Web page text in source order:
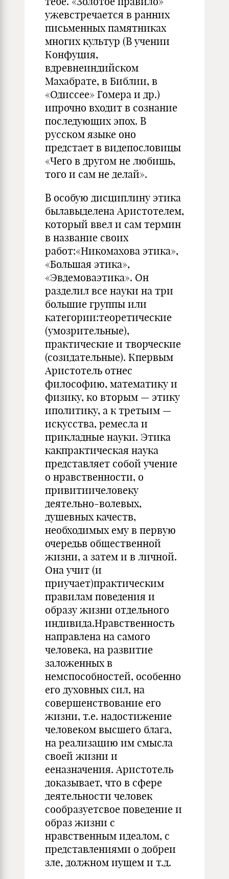
ужевстречается в ранних
письменных памятниках
многих культур (В учении
Конфуция,
вдревнеиндийском
Махабрате, в Библии, в
«Одиссее» Гомера и др.)
ипрочно входит в сознание
последующих эпох. В
русском языке оно
предстает в видепословицы
«Чего в другом не любишь,
того и сам не делай».
В особую дисциплину этика
былавыделена Аристотелем,
который ввел и сам термин
в название своих
работ:«Никомахова этика»,
«Большая этика»,
«Эвдемоваэтика». Он
разделил все науки на три
большие группы или
категории:теоретические
(умозрительные),
практические и творческие
(созидательные). Кпервым
Аристотель отнес
философию, математику и
физику, ко вторым — этику
иполитику, а к третьим —
искусства, ремесла и
прикладные науки. Этика
какпрактическая наука
представляет собой учение
о нравственности, о
привитиичеловеку
деятельно-волевых,
душевных качеств,
необходимых ему в первую
очередьв общественной
жизни, а затем и в личной.
Она учит (и
приучает)практическим
правилам поведения и
образу жизни отдельного
индивида.Нравственность
направлена на самого
человека, на развитие
заложенных в
немспособностей, особенно
его духовных сил, на
совершенствование его
жизни, т.е. надостижение
человеком высшего блага,
на реализацию им смысла
своей жизни и
ееназначения. Аристотель
доказывает, что в сфере
деятельности человек
сообразуетсвое поведение и
образ жизни с
нравственным идеалом, с
представлениями о добреи
зле, должном иущем и т.д.